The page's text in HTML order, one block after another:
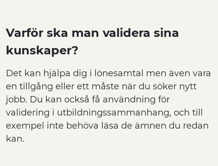
Varför ska man validera sina
kunskaper?
Det kan hjälpa dig i lönesamtal men även vara
en tillgång eller ett måste när du söker nytt
jobb. Du kan också få användning för
validering i utbildningssammanhang, och till
exempel inte behöva läsa de ämnen du redan
kan.